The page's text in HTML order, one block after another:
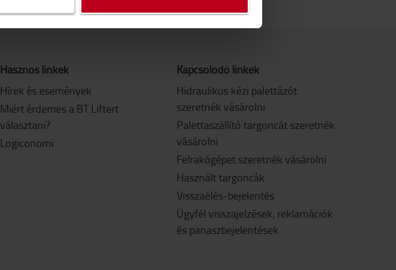
Hasznos linkek
Hírek és események
Miért érdemes a BT Liftert
választani?
Logiconomi
Kapcsolódó linkek
Hidraulikus kézi palettázót
szeretnék vásárolni
Palettaszállító targoncát szeretnék
vásárolni
Felrakógépet szeretnék vásárolni
Használt targoncák
Visszaélés-bejelentés
Ügyfél visszajelzések, reklamációk
és panaszbejelentések